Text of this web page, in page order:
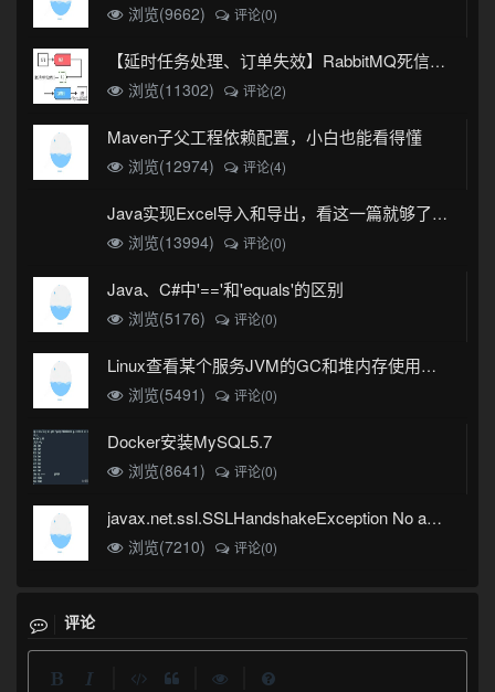
浏览(9662) 评论(0)
【延时任务处理、订单失效】RabbitMQ死信队列实现
浏览(11302)
评论(2)
Maven子父工程依赖配置，小白也能看得懂
浏览(12974) 评论(4)
Java实现Excel导入和导出，看这一篇就够了(珍藏版)
浏览(13994)
评论(0)
Java、C#中'=='和'equals'的区别
浏览(5176) 评论(0)
Linux查看某个服务JVM的GC和堆内存使用情况
浏览(5491)
评论(0)
Docker安装MySQL5.7
浏览(8641) 评论(0)
javax.net.ssl.SSLHandshakeException No appropriate protocol (protocol is disabled or cipher suites are inappropriate)错误
浏览(7210)
评论(0)
评论